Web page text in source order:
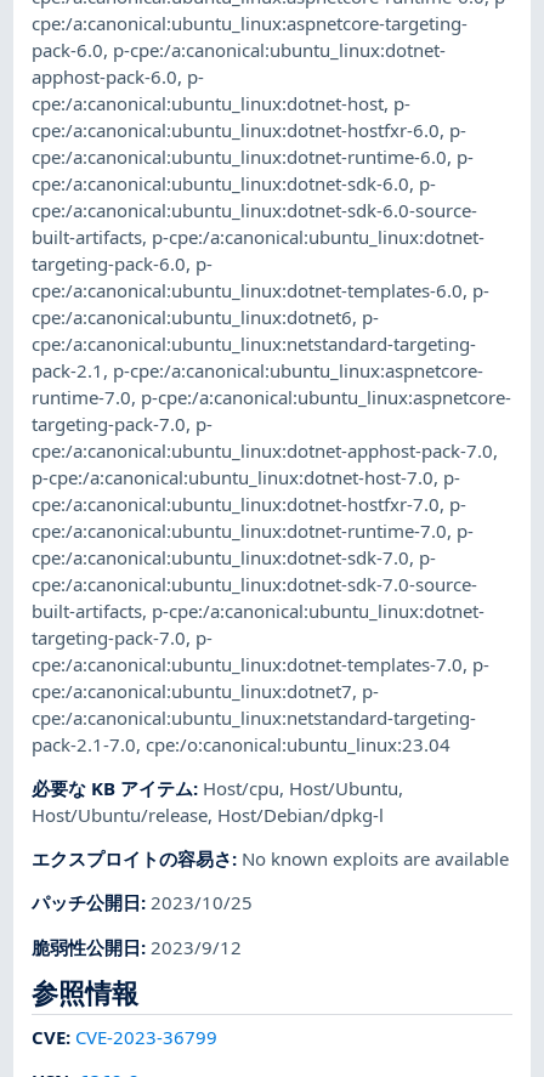
cpe:/a:canonical:ubuntu_linux:aspnetcore-targeting-
pack-6.0, p-cpe:/a:canonical:ubuntu_linux:dotnet-
apphost-pack-6.0, p-
cpe:/a:canonical:ubuntu_linux:dotnet-host, p-
cpe:/a:canonical:ubuntu_linux:dotnet-hostfxr-6.0, p-
cpe:/a:canonical:ubuntu_linux:dotnet-runtime-6.0, p-
cpe:/a:canonical:ubuntu_linux:dotnet-sdk-6.0, p-
cpe:/a:canonical:ubuntu_linux:dotnet-sdk-6.0-source-
built-artifacts, p-cpe:/a:canonical:ubuntu_linux:dotnet-
targeting-pack-6.0, p-
cpe:/a:canonical:ubuntu_linux:dotnet-templates-6.0, p-
cpe:/a:canonical:ubuntu_linux:dotnet6, p-
cpe:/a:canonical:ubuntu_linux:netstandard-targeting-
pack-2.1 , p-cpe:/a:canonical:ubuntu_linux:aspnetcore-
runtime-7.0, p-cpe:/a:canonical:ubuntu_linux:aspnetcore-
targeting-pack-7.0, p-
cpe:/a:canonical:ubuntu_linux:dotnet-apphost-pack-7.0,
p-cpe:/a:canonical:ubuntu_linux:dotnet-host-7.0, p-
cpe:/a:canonical:ubuntu_linux:dotnet-hostfxr-7.0, p-
cpe:/a:canonical:ubuntu_linux:dotnet-runtime-7.0, p-
cpe:/a:canonical:ubuntu_linux:dotnet-sdk-7.0, p-
cpe:/a:canonical:ubuntu_linux:dotnet-sdk-7.0-source-
built-artifacts, p-cpe:/a:canonical:ubuntu_linux:dotnet-
targeting-pack-7.0, p-
cpe:/a:canonical:ubuntu_linux:dotnet-templates-7.0, p-
cpe:/a:canonical:ubuntu_linux:dotnet7, p-
cpe:/a:canonical:ubuntu_linux:netstandard-targeting-
pack-2.1-7.0,cpe:/o:canonical:ubuntu_linux:23.04
必要な KB アイテム: Host/cpu, Host/Ubuntu,
Host/Ubuntu/release, Host/Debian/dpkg-l
エクスプロイトの容易さ: No known exploits are available
パッチ公開日:2023/10/25
脆弱性公開日: 2023/9/12
参照情報
CVE: CVE-2023-36799